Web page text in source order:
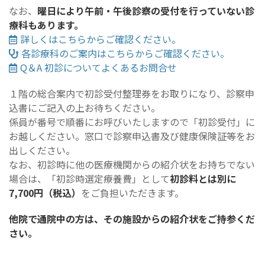
なお、 曜日により午前・午後診察の受付を行っていない診
療科もあります。
詳しくはこちらからご確認ください。
各診療科のご案内はこちらからご確認ください。
Q＆A 初診についてよくあるお問合せ
１階の総合案内で初診受付整理券をお取りになり、診察申
込書にご記入の上お待ちください。
係員が番号で順番にお呼びいたしますので「初診受付」に
お越しください。窓口で診察申込書及び健康保険証等をお
出しください。
なお、初診時に他の医療機関からの紹介状をお持ちでない
場合は、「初診時選定療養費」として初診料とは別に
7,700円（税込） をご負担いただきます。
他院で通院中の方は、その施設からの紹介状をご持参くだ
さい。